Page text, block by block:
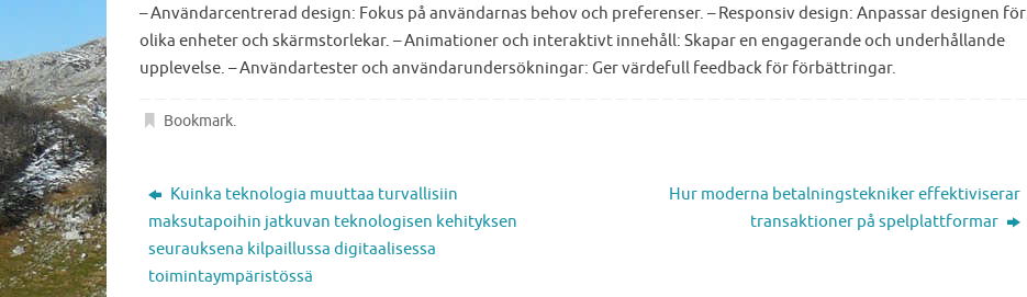
– Användarcentrerad design: Fokus på användarnas behov och preferenser. – Responsiv design: Anpassar designen för
olika enheter och skärmstorlekar. – Animationer och interaktivt innehåll: Skapar en engagerande och underhållande
upplevelse. – Användartester och användarundersökningar: Ger värdefull feedback för förbättringar.
Bookmark.
Kuinka teknologia muuttaa turvallisiin
maksutapoihin jatkuvan teknologisen kehityksen
seurauksena kilpaillussa digitaalisessa
toimintaympäristössä
Hur moderna betalningstekniker effektiviserar
transaktioner på spelplattformar